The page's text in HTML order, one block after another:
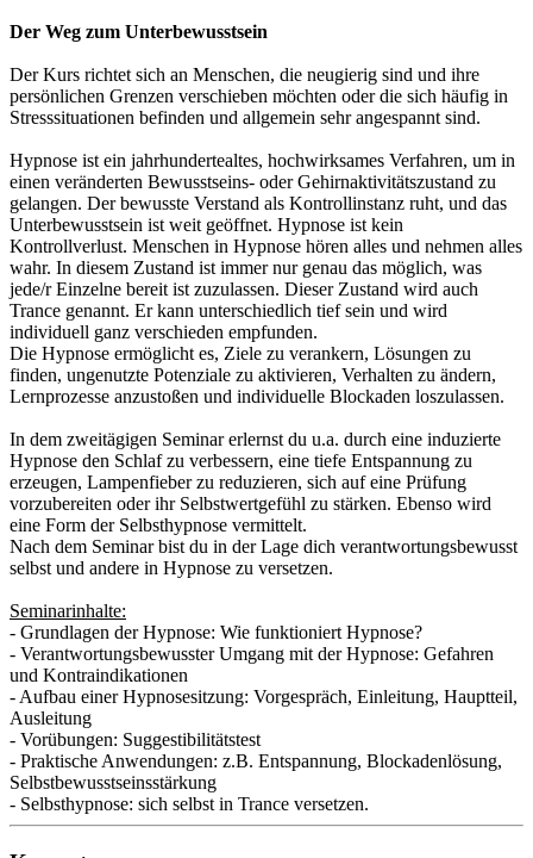
Der Weg zum Unterbewusstsein
Der Kurs richtet sich an Menschen, die neugierig sind und ihre
persönlichen Grenzen verschieben möchten oder die sich häufig in
Stresssituationen befinden und allgemein sehr angespannt sind.
Hypnose ist ein jahrhundertealtes, hochwirksames Verfahren, um in
einen veränderten Bewusstseins- oder Gehirnaktivitätszustand zu
gelangen. Der bewusste Verstand als Kontrollinstanz ruht, und das
Unterbewusstsein ist weit geöffnet. Hypnose ist kein
Kontrollverlust. Menschen in Hypnose hören alles und nehmen alles
wahr. In diesem Zustand ist immer nur genau das möglich, was
jede/r Einzelne bereit ist zuzulassen. Dieser Zustand wird auch
Trance genannt. Er kann unterschiedlich tief sein und wird
individuell ganz verschieden empfunden.
Die Hypnose ermöglicht es, Ziele zu verankern, Lösungen zu
finden, ungenutzte Potenziale zu aktivieren, Verhalten zu ändern,
Lernprozesse anzustoßen und individuelle Blockaden loszulassen.
In dem zweitägigen Seminar erlernst du u.a. durch eine induzierte
Hypnose den Schlaf zu verbessern, eine tiefe Entspannung zu
erzeugen, Lampenfieber zu reduzieren, sich auf eine Prüfung
vorzubereiten oder ihr Selbstwertgefühl zu stärken. Ebenso wird
eine Form der Selbsthypnose vermittelt.
Nach dem Seminar bist du in der Lage dich verantwortungsbewusst
selbst und andere in Hypnose zu versetzen.
Seminarinhalte:
- Grundlagen der Hypnose: Wie funktioniert Hypnose?
- Verantwortungsbewusster Umgang mit der Hypnose: Gefahren
und Kontraindikationen
- Aufbau einer Hypnosesitzung: Vorgespräch, Einleitung, Hauptteil,
Ausleitung
- Vorübungen: Suggestibilitätstest
- Praktische Anwendungen: z.B. Entspannung, Blockadenlösung,
Selbstbewusstseinsstärkung
- Selbsthypnose: sich selbst in Trance versetzen.